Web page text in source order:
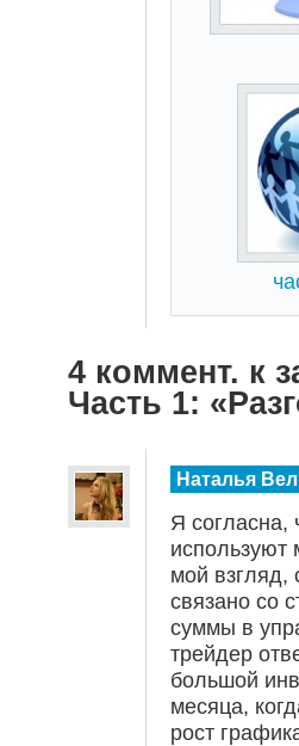
4 коммент. к
Часть 1:
Наталья
Я согласна,
используют
мой взгляд,
связано со
суммы в
трейдер
большой
месяца,
рост